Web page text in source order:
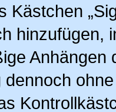
Kästchen
hinzufügen,
Anhängen
dennoch